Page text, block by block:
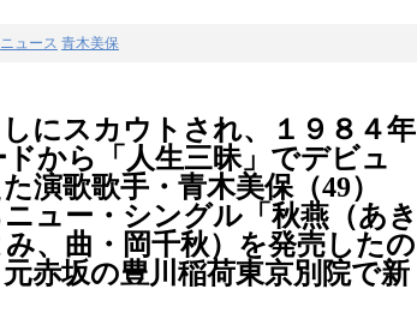
ニュース 青木美保
にスカウトされ、１９８４年
から「人生三昧」でデビュ
演歌歌手・青木美保（49）
ュー・シングル「秋燕（あき
、曲・岡千秋）を発売したの
赤坂の豊川稲荷東京別院で新